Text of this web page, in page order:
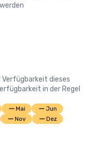
dieses
in der Regel
Mai
Jun
Nov Dez